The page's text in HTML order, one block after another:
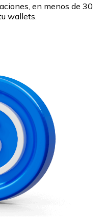
en menos de 30
wallets.